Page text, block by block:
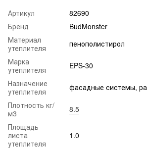
Артикул
82690
Бренд
BudMonster
Материал
утеплителя
пенополистирол
Марка
утеплителя
EPS-30
Назначение
утеплителя
фасадные системы,
Плотность кг/
м3
8.5
Площадь
листа
утеплителя
1.0